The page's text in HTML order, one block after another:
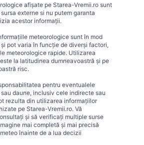
afișate pe Starea-Vremii.ro sunt
externe si nu putem garanta
acestor informații.
meteorologice sunt în mod
pot varia în funcție de diverși factori,
meteorologice rapide. Utilizarea
la latitudinea dumneavoastră și pe
risc.
pentru eventualele
daune, inclusiv cele indirecte sau
rezulta din utilizarea informațiilor
pe Starea-Vremii.ro. Vă
și să verificați multiple surse
mai completă și mai precisă
înainte de a lua decizii